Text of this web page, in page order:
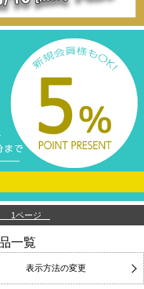
1ページ
一覧
表示方法の変更